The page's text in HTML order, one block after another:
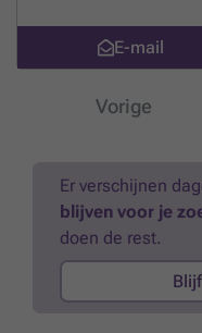
E-mail
Vorige
Er verschijnen
blijven voor je
doen de rest.